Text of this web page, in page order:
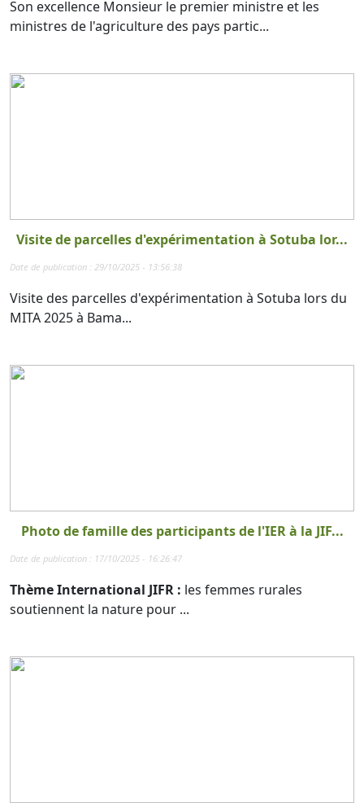
Son excellence Monsieur le premier ministre et les
ministres de l'agriculture des pays partic...
Visite de parcelles d'expérimentation à Sotuba lor...
Date de publication : 29/10/2025 - 13:56:38
Visite des parcelles d'expérimentation à Sotuba lors du
MITA 2025 à Bama...
Photo de famille des participants de l'IER à la JIF...
Date de publication : 17/10/2025 - 16:26:47
Thème International JIFR : les femmes rurales
soutiennent la nature pour ...